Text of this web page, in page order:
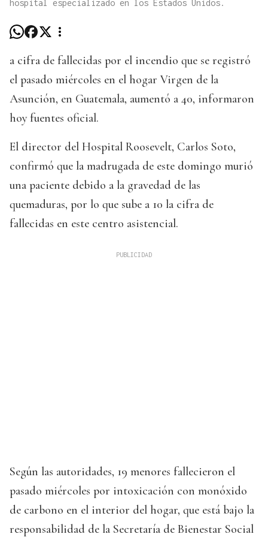
hospital especializado en los Estados Unidos.
a cifra de fallecidas por el incendio que se registró
el pasado miércoles en el hogar Virgen de la
Asunción, en Guatemala, aumentó a 40, informaron
hoy fuentes oficial.
El director del Hospital Roosevelt, Carlos Soto,
confirmó que la madrugada de este domingo murió
una paciente debido a la gravedad de las
quemaduras, por lo que sube a 10 la cifra de
fallecidas en este centro asistencial.
Según las autoridades, 19 menores fallecieron el
pasado miércoles por intoxicación con monóxido
de carbono en el interior del hogar, que está bajo la
responsabilidad de la Secretaría de Bienestar Social